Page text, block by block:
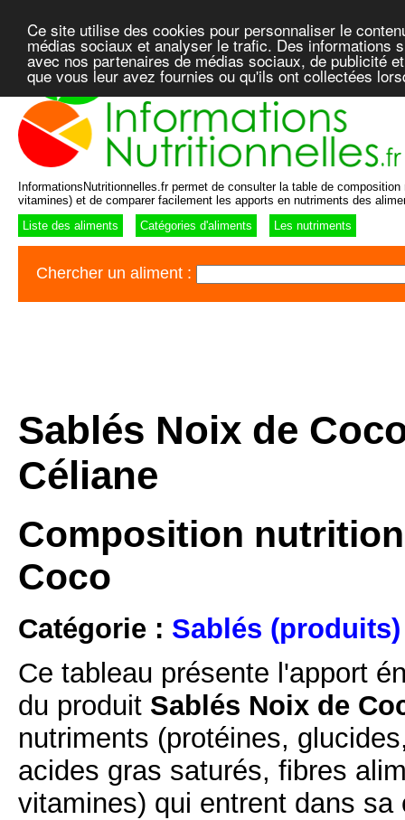
Ce site utilise des cookies pour personnaliser le
médias sociaux et analyser le trafic. Des informations
avec nos partenaires de médias sociaux, de publicité
que vous leur avez fournies ou qu'ils ont collectées
InformationsNutritionnelles.fr permet de consulter la table de
vitamines) et de comparer facilement les apports en nutriments des
Liste des aliments
Catégories d'aliments Les nutriments
Chercher un aliment :
Sablés Noix de
Céliane
Composition
Coco
Catégorie : Sablés (produits)
Ce tableau présente l'apport
du produit Sablés Noix de
nutriments (protéines,
acides gras saturés, fibres
vitamines) qui entrent dans sa